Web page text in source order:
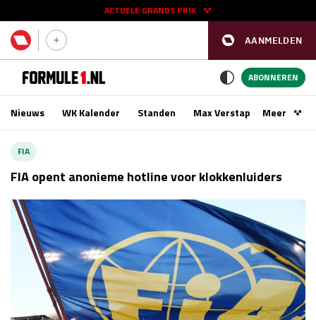
AANMELDEN
ACTUELE GRANDS PRIX
11 - 13 sep
Race
GP AZERBEIDZJAN 2026 24 - 26 sep
Kwalificatie
vr 14:00 - 15:00
GP SINGAPORE 2026
Kwalificatie
za 15:00 - 16:00
Race
zo 14:00 - 16:00
ABONNEREN
Nieuws WK Kalender Standen Max VerstappenMeer
FIA
FIA opent anonieme hotline voor klokkenluiders